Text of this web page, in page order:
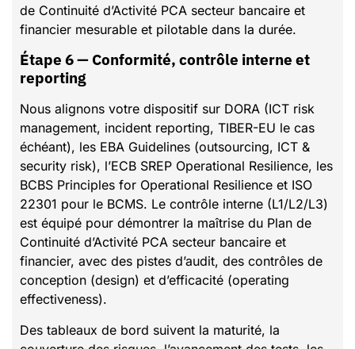
de Continuité d’Activité PCA secteur bancaire et
financier mesurable et pilotable dans la durée.
Étape 6 — Conformité, contrôle interne et
reporting
Nous alignons votre dispositif sur DORA (ICT risk
management, incident reporting, TIBER-EU le cas
échéant), les EBA Guidelines (outsourcing, ICT &
security risk), l’ECB SREP Operational Resilience, les
BCBS Principles for Operational Resilience et ISO
22301 pour le BCMS. Le contrôle interne (L1/L2/L3)
est équipé pour démontrer la maîtrise du Plan de
Continuité d’Activité PCA secteur bancaire et
financier, avec des pistes d’audit, des contrôles de
conception (design) et d’efficacité (operating
effectiveness).
Des tableaux de bord suivent la maturité, la